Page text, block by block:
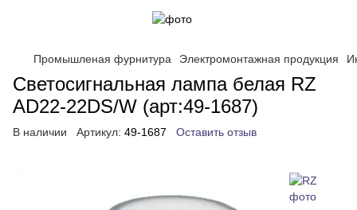
Промышленая фурнитура Электромонтажная продукция
Светосигнальная лампа белая RZ
AD22-22DS/W (арт:49-1687)
В наличии Артикул: 49-1687 Оставить отзыв